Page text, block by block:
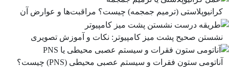
کرانیوپلاستی (ترمیم جمجمه) چیست؟ مراقبت‌ها و عوارض آن
نشستن صحیح پشت میز کامپیوتر: نکات و آموزش تصویری
آناتومی ستون فقرات و سیستم عصبی محیطی (PNS) چیست؟